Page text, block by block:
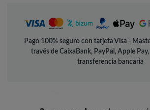
Pago 100% seguro con tarjeta Visa -
través de CaixaBank, PayPal, Apple
transferencia bancaria